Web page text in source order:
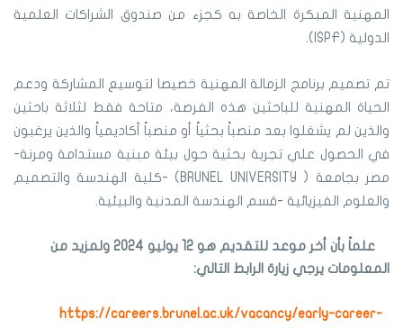
المهنية المبكرة الخاصة به كجزء من صندوق الشراكات العلمية
الدولية (ISPF).
تم تصميم برنامج الزمالة المهنية خصيصا لتوسيع المشاركة ودعم
الحياة المهنية للباحثين هذه الفرصة، متاحة فقط لثلاثة باحثين
والذين لم يشغلوا بعد منصباً بحثياً أو منصباً أكاديمياً والذين يرغبون
في الحصول علي تجربة بحثية حول بيئة مبنية مستدامة ومرنة-
مصر بجامعة ( BRUNEL UNIVERSITY) -كلية الهندسة والتصميم
والعلوم الفيزيائية -قسم الهندسة المدنية والبيئية.
علماً بأن أخر موعد للتقديم هو 12 يوليو 2024 ولمزيد من
المعلومات يرجي زيارة الرابط التالي:
https://careers.brunel.ac.uk/vacancy/early-career-